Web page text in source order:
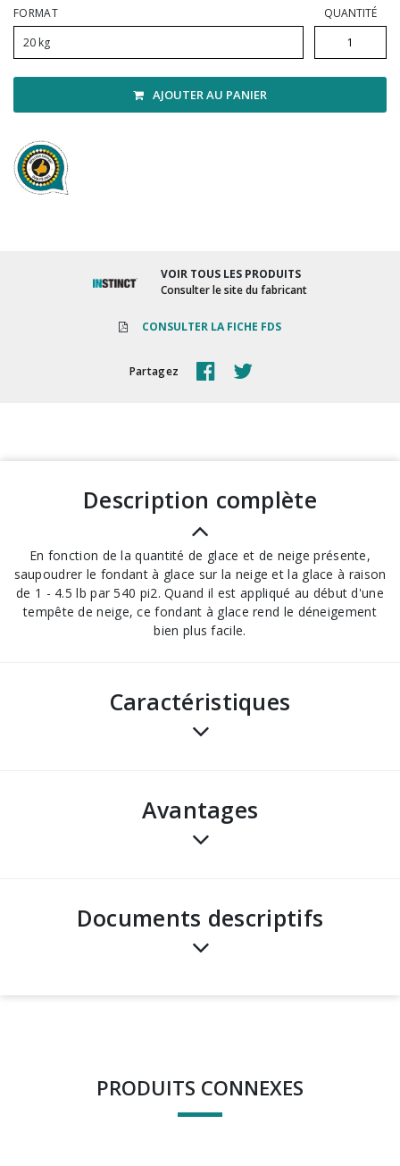
FORMAT
20 kg
QUANTITÉ
AJOUTER AU PANIER
VOIR TOUS LES PRODUITS
Consulter le site du fabricant
CONSULTER LA FICHE FDS
Partagez
description complète
En fonction de la quantité de glace et de neige présente,
saupoudrer le fondant à glace sur la neige et la glace à raison
de 1 - 4.5 lb par 540 pi2. Quand il est appliqué au début d'une
tempête de neige, ce fondant à glace rend le déneigement
bien plus facile.
Caractéristiques
avantages
Documents descriptifs
PRODUITS CONNEXES